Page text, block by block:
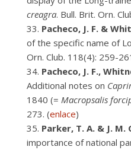
creagra. Bull. Brit. Orn.
Pacheco, J. F. &
of the specific name of
Orn. Club. 118(4): 259-
Pacheco, J. F.,
Additional notes on
1840 (= Macropsalis
273. (enlace)
Parker, T. A. & J. M.
importance of national